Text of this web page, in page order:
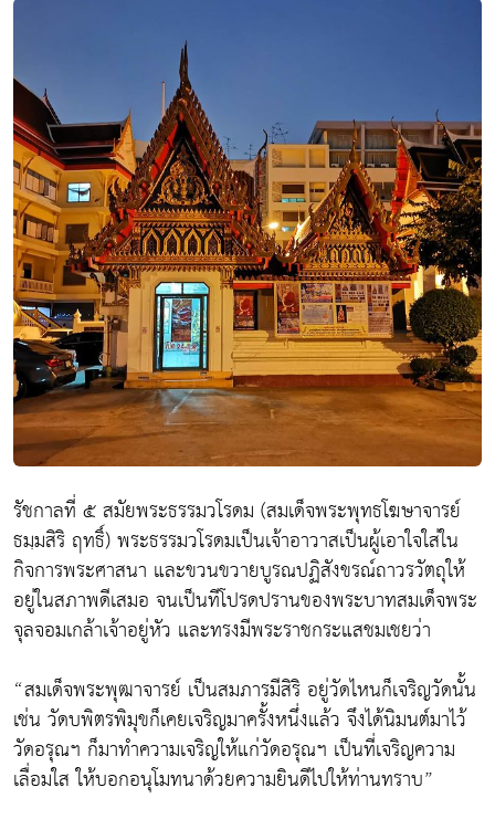
รัชกาลที่ ๕ สมัยพระธรรมวโรดม (สมเด็จพระพุทธโฆษาจารย์
ธมฺมสิริ ฤทธิ์) พระธรรมวโรดมเป็นเจ้าอาวาสเป็นผู้เอาใจใส่ใน
กิจการพระศาสนา และขวนขวายบูรณปฏิสังขรณ์ถาวรวัตถุให้
อยู่ในสภาพดีเสมอ จนเป็นทีโปรดปรานของพระบาทสมเด็จพระ
จุลจอมเกล้าเจ้าอยู่หัว และทรงมีพระราชกระแสชมเชยว่า
“สมเด็จพระพุฒาจารย์ เป็นสมภารมีสิริ อยู่วัดไหนก็เจริญวัดนั้น
เช่น วัดบพิตรพิมุขก็เคยเจริญมาครั้งหนึ่งแล้ว จึงได้นิมนต์มาไว้
วัดอรุณฯ ก็มาทำความเจริญให้แก่วัดอรุณฯ เป็นที่เจริญความ
เลื่อมใส ให้บอกอนุโมทนาด้วยความยินดีไปให้ท่านทราบ”